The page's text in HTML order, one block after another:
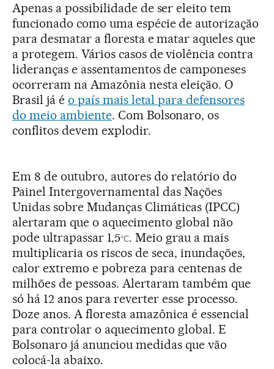
Apenas a possibilidade de ser eleito tem
funcionado como uma espécie de autorização
para desmatar a floresta e matar aqueles que
a protegem. Vários casos de violência contra
lideranças e assentamentos de camponeses
ocorreram na Amazônia nesta eleição. O
Brasil já é o país mais letal para defensores
do meio ambiente. Com Bolsonaro, os
conflitos devem explodir.
Em 8 de outubro, autores do relatório do
Painel Intergovernamental das Nações
Unidas sobre Mudanças Climáticas (IPCC)
alertaram que o aquecimento global não
pode ultrapassar 1,5°C. Meio grau a mais
multiplicaria os riscos de seca, inundações,
calor extremo e pobreza para centenas de
milhões de pessoas. Alertaram também que
só há 12 anos para reverter esse processo.
Doze anos. A floresta amazônica é essencial
para controlar o aquecimento global. E
Bolsonaro já anunciou medidas que vão
colocá-la abaixo.